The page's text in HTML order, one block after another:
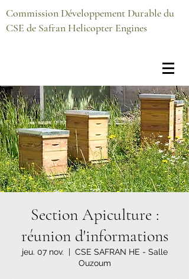
Commission Développement Durable du
CSE de Safran Helicopter Engines
Section Apiculture :
réunion d'informations
jeu. 07 nov.
  |
CSE SAFRAN HE - Salle
Ouzoum